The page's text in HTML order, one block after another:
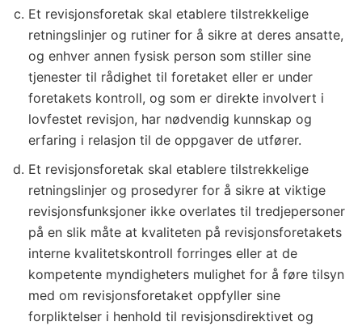
0
1
4
/
5
6
/
E
U
o
g
Et revisjonsforetak skal etablere tilstrekkelige
retningslinjer og rutiner for å sikre at deres ansatte,
og enhver annen fysisk person som stiller sine
tjenester til rådighet til foretaket eller er under
foretakets kontroll, og som er direkte involvert i
lovfestet revisjon, har nødvendig kunnskap og
erfaring i relasjon til de oppgaver de utfører.
Et revisjonsforetak skal etablere tilstrekkelige
retningslinjer og prosedyrer for å sikre at viktige
revisjonsfunksjoner ikke overlates til tredjepersoner
på en slik måte at kvaliteten på revisjonsforetakets
interne kvalitetskontroll forringes eller at de
kompetente myndigheters mulighet for å føre tilsyn
med om revisjonsforetaket oppfyller sine
forpliktelser i henhold til revisjonsdirektivet og